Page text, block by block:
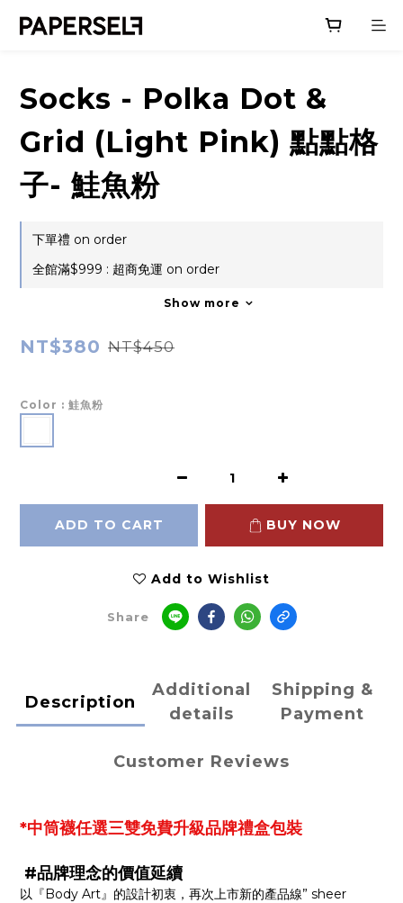
Socks - Polka Dot &
Grid (Light Pink) 點點格
子- 鮭魚粉
下單禮 on order
全館滿$999 : 超商免運 on order
Show more
NT$380 NT$450
Color : 鮭魚粉
ADD TO CART BUY NOW
Add to Wishlist
Share
Description
Additional
details
Shipping &
Payment
Customer Reviews
*中筒襪任選三雙免費升級品牌禮盒包裝
#品牌理念的價值延續
以『Body Art』的設計初衷，再次上市新的產品線” sheer